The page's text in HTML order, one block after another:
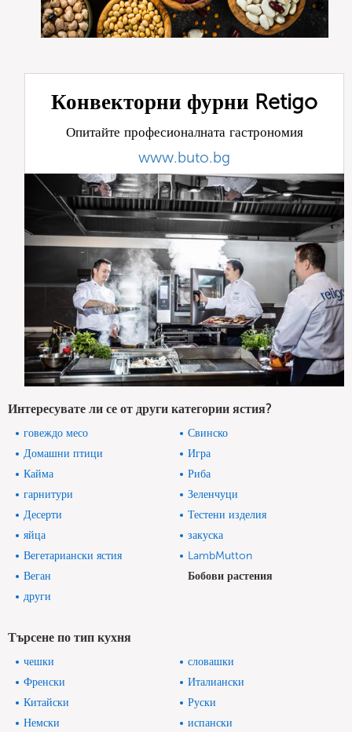
Конвекторни фурни Retigo
Опитайте професионалната гастрономия
www.buto.bg
Интересувате ли се от други категории ястия?
говеждо месо
Свинско
Домашни птици
Игра
Кайма
Риба
гарнитури
Зеленчуци
Десерти
Тестени изделия
яйца
закуска
Вегетариански ястия
LambMutton
Веган
Бобови растения
други
Търсене по тип кухня
чешки
словашки
Френски
Италиански
Китайски
Руски
Немски
испански